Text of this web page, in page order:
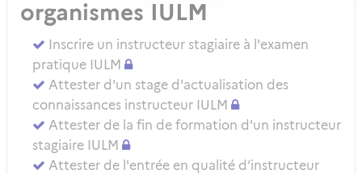
organismes IULM
Inscrire un instructeur stagiaire à l'examen
pratique IULM
Attester d'un stage d'actualisation des
connaissances instructeur IULM
Attester de la fin de formation d'un instructeur
stagiaire IULM
Attester de l'entrée en qualité d’instructeur